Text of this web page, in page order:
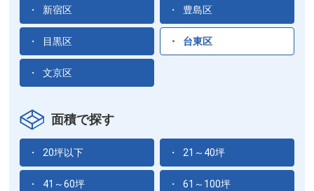
新宿区 豊島区
目黒区 台東区
文京区
面積で探す
20坪以下 21～40坪
41～60坪 61～100坪